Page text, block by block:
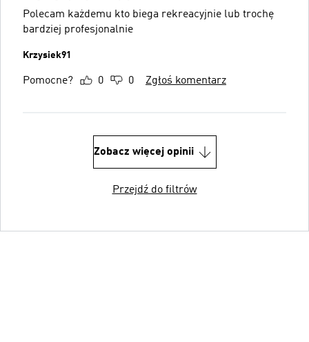
Polecam każdemu kto biega rekreacyjnie lub trochę
bardziej profesjonalnie
Krzysiek91
Pomocne? 0 0 Zgłoś komentarz
Zobacz więcej opinii
Przejdź do filtrów